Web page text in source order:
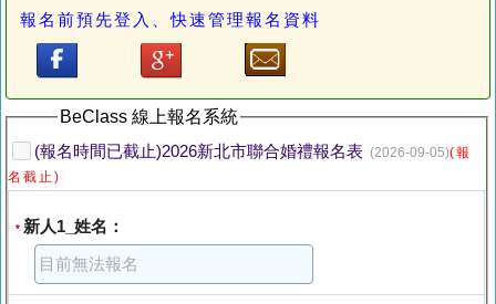
報名前預先登入、快速管理報名資料
BeClass 線上報名系統
(報名時間已截止)2026新北市聯合婚禮報名表 (2026-09-05)(報
名截止)
* 新人1_姓名：